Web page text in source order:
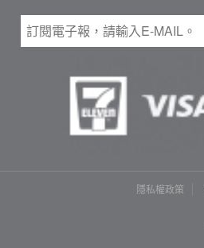
隱私權政策